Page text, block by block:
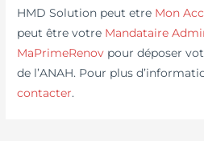
HMD Solution peut etre Mon
peut être votre Mandataire
MaPrimeRenov pour déposer
de l’ANAH. Pour plus
contacter.